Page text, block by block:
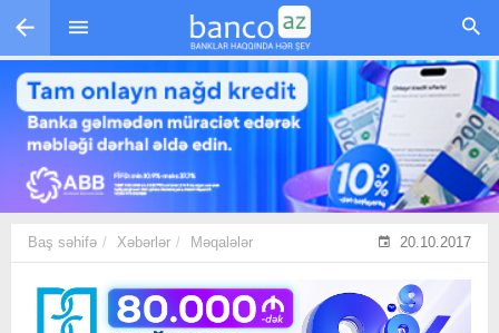
Skip to main content
Baş səhifə Xəbərlər Məqalələr 20.10.2017